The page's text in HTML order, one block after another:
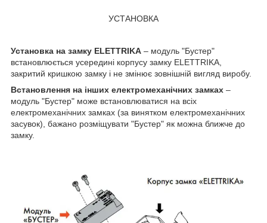
УСТАНОВКА
Установка на замку ELETTRIKA – модуль "Бустер"
встановлюється усередині корпусу замку ELETTRIKA,
закритий кришкою замку і не змінює зовнішній вигляд виробу.
Встановлення на інших електромеханічних замках –
модуль "Бустер" може встановлюватися на всіх
електромеханічних замках (за винятком електромеханічних
засувок), бажано розміщувати "Бустер" як можна ближче до
замку.